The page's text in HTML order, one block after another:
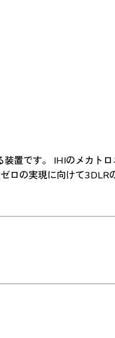
置です。 IHIのメカト
ロの実現に向けて3DLR